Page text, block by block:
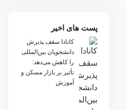
پست های اخیر
کانادا سقف پذیرش
دانشجویان بین‌المللی
را کاهش می‌دهد:
تأثیر بر بازار مسکن و
آموزش